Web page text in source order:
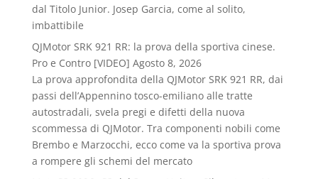
dal Titolo Junior. Josep Garcia, come al solito,
imbattibile
QJMotor SRK 921 RR: la prova della sportiva cinese.
Pro e Contro [VIDEO] Agosto 8, 2026
La prova approfondita della QJMotor SRK 921 RR, dai
passi dell’Appennino tosco-emiliano alle tratte
autostradali, svela pregi e difetti della nuova
scommessa di QJMotor. Tra componenti nobili come
Brembo e Marzocchi, ecco come va la sportiva prova
a rompere gli schemi del mercato